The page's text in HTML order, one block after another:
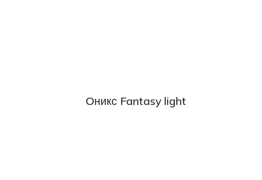
Оникс Fantasy light